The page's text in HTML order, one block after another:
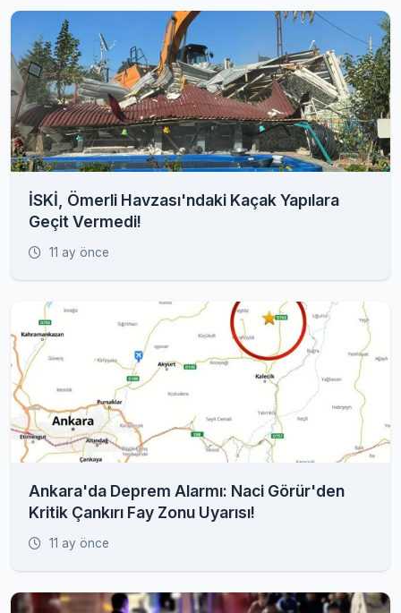
İSKİ, Ömerli Havzası'ndaki Kaçak Yapılara
Geçit Vermedi!
11 ay önce
Ankara'da Deprem Alarmı: Naci Görür'den
Kritik Çankırı Fay Zonu Uyarısı!
11 ay önce